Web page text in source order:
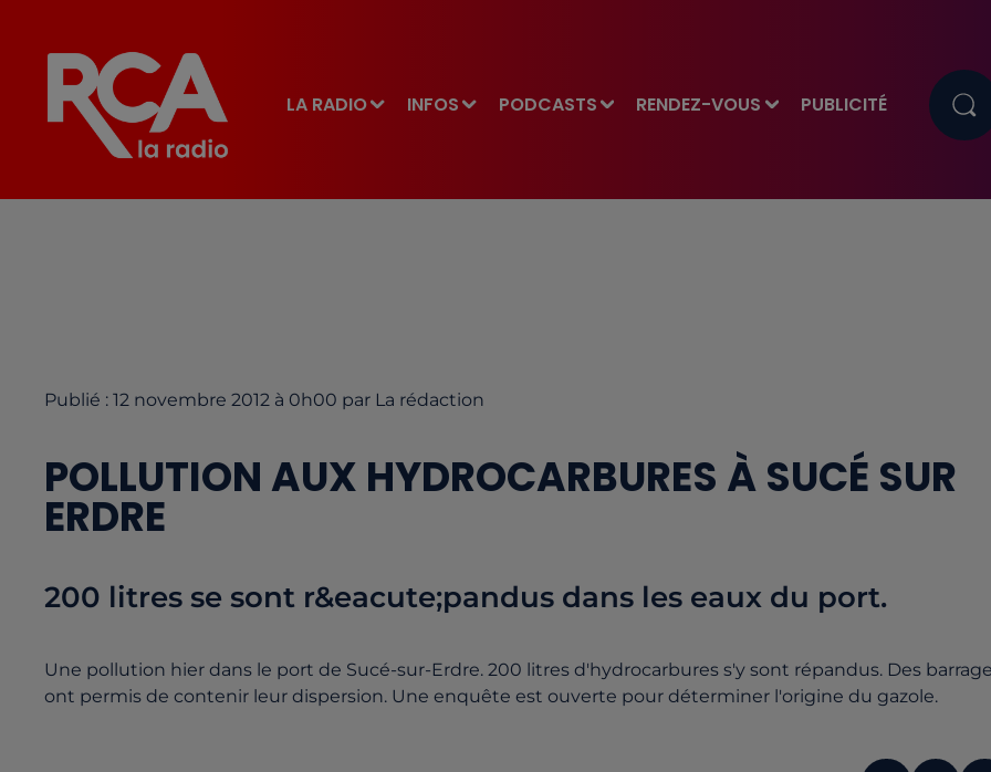
LA RADIO INFOS PODCASTS RENDEZ-VOUS PUBLICITÉ
Publié : 12 novembre 2012 à 0h00 par La rédaction
POLLUTION AUX HYDROCARBURES À SUCÉ SUR
ERDRE
200 litres se sont r&eacute;pandus dans les eaux du port.
Une pollution hier dans le port de Sucé-sur-Erdre. 200 litres d'hydrocarbures s'y sont répandus. Des
ont permis de contenir leur dispersion. Une enquête est ouverte pour déterminer l'origine du gazole.